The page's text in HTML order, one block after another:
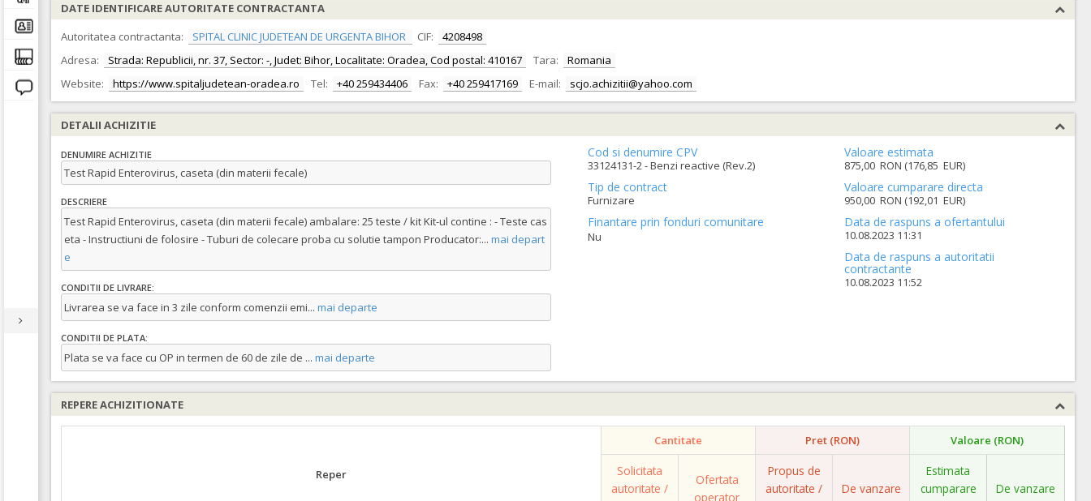
DATE IDENTIFICARE AUTORITATE CONTRACTANTA
Autoritatea contractanta:
SPITAL CLINIC JUDETEAN DE URGENTA BIHOR CIF:
4208498
Adresa:
Strada: Republicii, nr. 37, Sector: -, Judet: Bihor, Localitate: Oradea, Cod postal: 410167 Tara:
Romania
Website:
https://www.spitaljudetean-oradea.ro Tel: +40 259434406 Fax: +40 259417169 E-mail: scjo.achizitii@yahoo.com
DETALII ACHIZITIE
DENUMIRE ACHIZITIE
Test Rapid Enterovirus, caseta (din materii fecale)
DESCRIERE
Test Rapid Enterovirus, caseta (din materii fecale) ambalare: 25 teste / kit Kit-ul contine : - Teste cas
eta - Instructiuni de folosire - Tuburi de colecare proba cu solutie tampon Producator:... mai depart
e
CONDITII DE LIVRARE:
Livrarea se va face in 3 zile conform comenzii emi... mai departe
CONDITII DE PLATA:
Plata se va face cu OP in termen de 60 de zile de ... mai departe
Cod si denumire CPV
33124131-2 - Benzi reactive (Rev.2)
Tip de contract
Furnizare
Finantare prin fonduri comunitare
Nu
Valoare estimata
875,00 RON (176,85 EUR)
Valoare cumparare directa
950,00 RON (192,01 EUR)
Data de raspuns a ofertantului
10.08.2023 11:31
Data de raspuns a autoritatii
contractante
10.08.2023 11:52
REPERE ACHIZITIONATE
Reper
Cantitate Pret (RON) Valoare (RON)
Solicitata
autoritate /
Ofertata
operator
Propus de
autoritate /
De vanzare
Estimata
cumparare
De vanzare